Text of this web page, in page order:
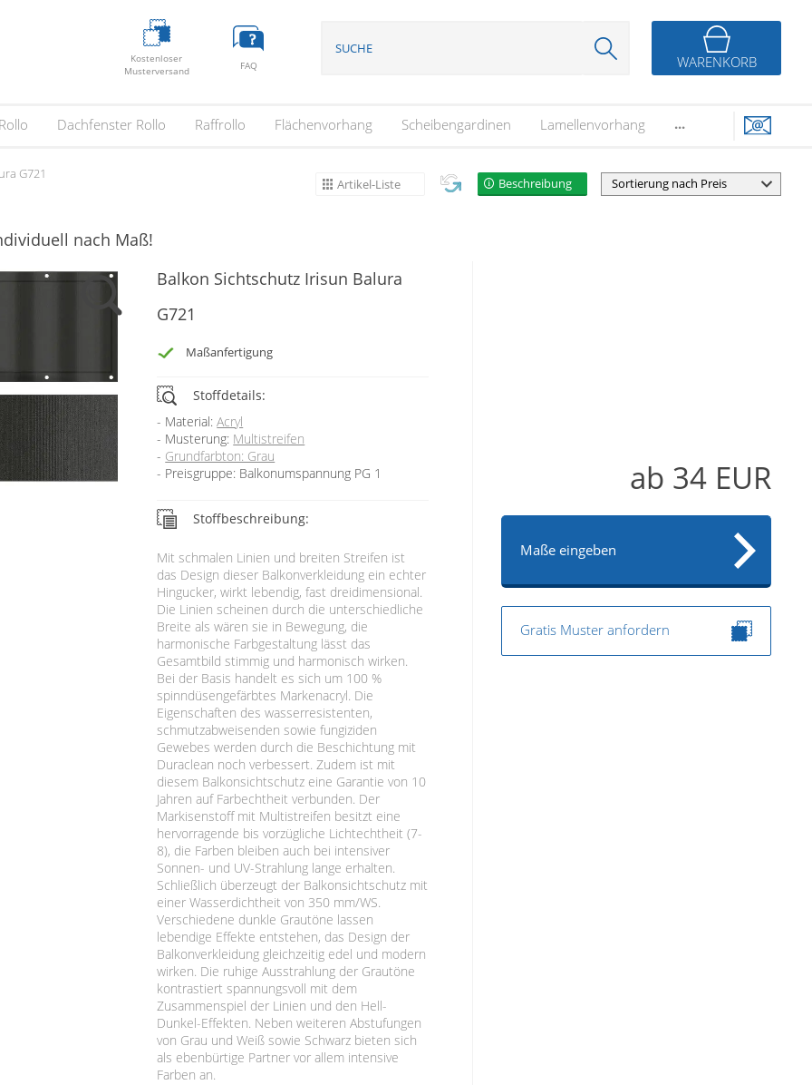
Kostenloser
Musterversand
FAQ WARENKORB
Rollo Dachfenster Rollo Raffrollo Flächenvorhang Scheibengardinen Lamellenvorhang ...
G721
Artikel-Liste Beschreibung
nach Maß!
Balkon Sichtschutz Irisun Balura
G721
Maßanfertigung
Stoffdetails:
Material:Acryl
Musterung: Multistreifen
Grundfarbton: Grau
Preisgruppe: Balkonumspannung PG 1
Stoffbeschreibung:
Mit schmalen Linien und breiten Streifen ist
das Design dieser Balkonverkleidung ein echter
Hingucker, wirkt lebendig, fast dreidimensional.
Die Linien scheinen durch die unterschiedliche
Breite als wären sie in Bewegung, die
harmonische Farbgestaltung lässt das
Gesamtbild stimmig und harmonisch wirken.
Bei der Basis handelt es sich um 100 %
spinndüsengefärbtes Markenacryl. Die
Eigenschaften des wasserresistenten,
schmutzabweisenden sowie fungiziden
Gewebes werden durch die Beschichtung mit
Duraclean noch verbessert. Zudem ist mit
diesem Balkonsichtschutz eine Garantie von 10
Jahren auf Farbechtheit verbunden. Der
Markisenstoff mit Multistreifen besitzt eine
hervorragende bis vorzügliche Lichtechtheit (7-
8), die Farben bleiben auch bei intensiver
Sonnen- und UV-Strahlung lange erhalten.
Schließlich überzeugt der Balkonsichtschutz mit
einer Wasserdichtheit von 350 mm/WS.
Verschiedene dunkle Grautöne lassen
lebendige Effekte entstehen, das Design der
Balkonverkleidung gleichzeitig edel und modern
wirken. Die ruhige Ausstrahlung der Grautöne
kontrastiert spannungsvoll mit dem
Zusammenspiel der Linien und den Hell-
Dunkel-Effekten. Neben weiteren Abstufungen
von Grau und Weiß sowie Schwarz bieten sich
als ebenbürtige Partner vor allem intensive
Farben an.
ab 34EUR
Maße eingeben
Gratis Muster anfordern